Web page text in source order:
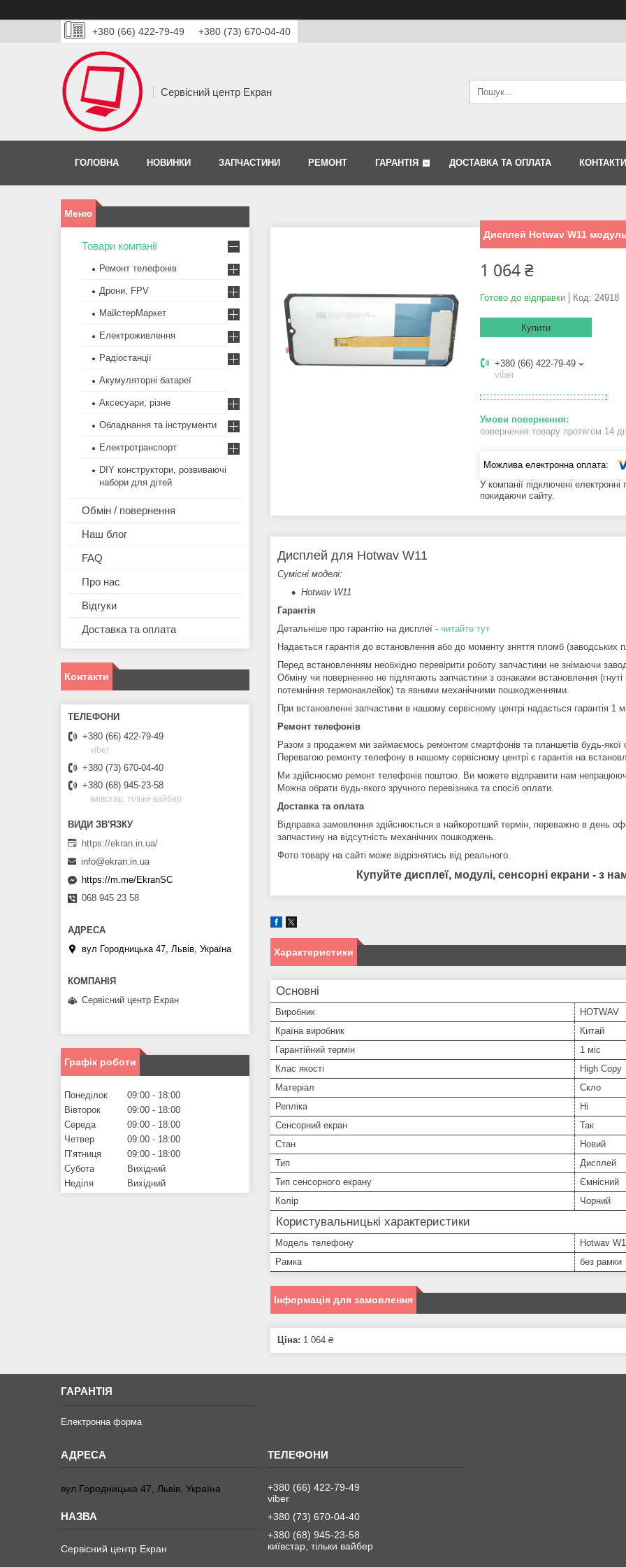
+380 (66) 422-79-49 +380 (73) 670-04-40
Сервісний центр Екран
ГОЛОВНА НОВИНКИ ЗАПЧАСТИНИ РЕМОНТ ГАРАНТІЯ ДОСТАВКА ТА ОПЛАТА КОНТАКТИ
Дисплей Hotwav W11
1 064 ₴
Готово до відправки Код: 24918
Купити
+380 (66) 422-79-49
viber
повернення товару протягом 14
У компанії підключені
покидаючи сайту.
Дисплей для Hotwav W11
Сумісні моделі:
Hotwav W11
Гарантія
Детальніше про гарантію на дисплеї - читайте тут
Надається гарантія до встановлення або до моменту зняття пломб (заводських
Перед встановленням необхідно перевірити роботу запчастини не знімаючи
Обміну чи поверненню не підлягають запчастини з ознаками встановлення
потемніння термонаклейок) та явними механічними пошкодженнями.
При встановленні запчастини в нашому сервісному центрі надається гарантія 1
Ремонт телефонів
Разом з продажем ми займаємось ремонтом смартфонів та планшетів будь-якої
Перевагою ремонту телефону в нашому сервісному центрі є гарантія на
Ми здійснюємо ремонт телефонів поштою. Ви можете відправити нам
Можна обрати будь-якого зручного перевізника та спосіб оплати.
Доставка та оплата
Відправка замовлення здійснюється в найкоротший термін, переважно в день
запчастину на відсутність механічних пошкоджень.
Фото товару на сайті може відрізнятись від реального.
Купуйте дисплеї, модулі, сенсорні екрани - з
Характеристики
Основні
Виробник
HOTWAV
Країна виробник
Китай
Гарантійний термін
1 міс
Клас якості
High Copy
Матеріал
Скло
Репліка
Ні
Сенсорний екран
Так
Стан
Новий
Тип
Дисплей
Тип сенсорного екрану
Ємнісний
Колір
Чорний
Користувальницькі характеристики
Модель телефону
Hotwav
Рамка
без рамки
Інформація для замовлення
Ціна: 1 064 ₴
Товари компанії
Ремонт телефонів
Дрони, FPV
МайстерМаркет
Електроживлення
Радіостанції
Акумуляторні батареї
Аксесуари, різне
Обладнання та інструменти
Електротранспорт
DIY конструктори, розвиваючі
набори для дітей
Обмін / повернення
Наш блог
FAQ
Про нас
Відгуки
Доставка та оплата
Контакти
+380 (66) 422-79-49
viber
+380 (73) 670-04-40
+380 (68) 945-23-58
київстар, тільки вайбер
https://ekran.in.ua/
info@ekran.in.ua
https://m.me/EkranSC
068 945 23 58
вул Городницька 47, Львів, Україна
Сервісний центр Екран
Графік роботи
Понеділок 09:00
18:00
Вівторок
09:00
18:00
Середа
09:00
18:00
Четвер
09:00
18:00
Пʼятниця
09:00
18:00
Субота
Вихідний
Неділя
Вихідний
ГАРАНТІЯ
Електронна форма
вул Городницька 47, Львів, Україна
Сервісний центр Екран
+380 (66) 422-79-49
viber
+380 (73) 670-04-40
+380 (68) 945-23-58
київстар, тільки вайбер